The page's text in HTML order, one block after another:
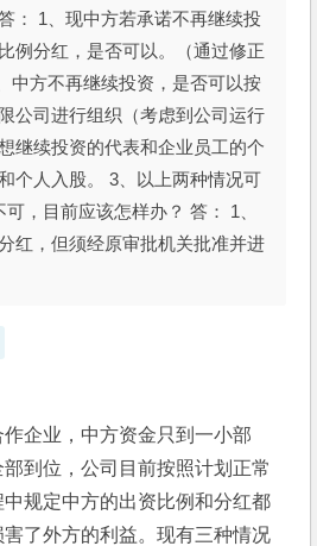
： 1、现中方若承诺不再继续投
例分红，是否可以。（通过修正
中方不再继续投资，是否可以按
公司进行组织（考虑到公司运行
继续投资的代表和企业员工的个
个人入股。 3、以上两种情况可
，目前应该怎样办？ 答： 1、
红，但须经原审批机关批准并进
企业，中方资金只到一小部
到位，公司目前按照计划正常
规定中方的出资比例和分红都
了外方的利益。现有三种情况